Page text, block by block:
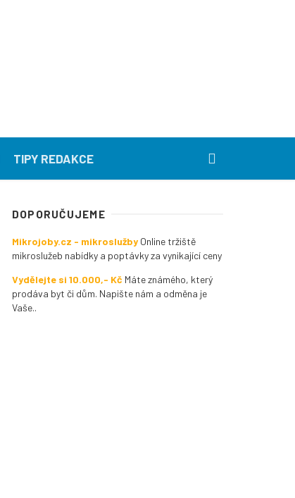
TIPY REDAKCE
DOPORUČUJEME
Mikrojoby.cz - mikroslužby Online tržiště
mikroslužeb nabídky a poptávky za vynikající ceny
Vydělejte si 10.000,- Kč Máte známého, který
prodáva byt či dům. Napište nám a odměna je
Vaše..